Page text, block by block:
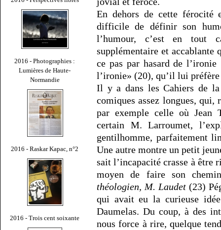
2016 - Photographies :
Lumières de Haute-
Normandie
2016 - Raskar Kapac, n°2
2016 - Trois cent soixante
En dehors de cette
difficile de définir son
l’humour, c’est en tout
supplémentaire et accablante
ce pas par hasard de
l’ironie» (20), qu’il lui
Il y a dans les Cahiers de la
comiques assez longues,
par exemple celle où Jean
certain M. Larroumet,
gentilhomme, parfaitement
Une autre montre un petit
sait l’incapacité crasse à être
moyen de faire son
théologien, M. Laudet(23)
qui avait eu la curieuse
Daumelas. Du coup, à des
nous force à rire, quelque